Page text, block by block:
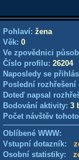
Pohlaví: žena
Věk: 0
Ve zpovědnici
Číslo profilu: 26204
Naposledy se
Poslední
Doteď napsal
Bodování aktivity: 3
Počet návštěv
Oblíbené WWW:
Vstupní dotazník:
Osobní statistiky: